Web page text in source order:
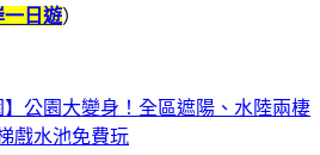
一日遊）
公園大變身！全區遮陽、水陸兩棲
戲水池免費玩